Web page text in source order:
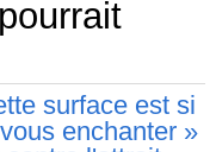
surface est si
enchanter »